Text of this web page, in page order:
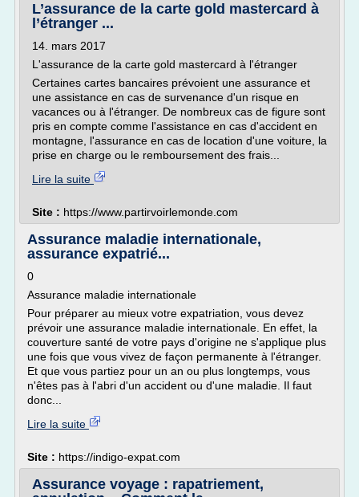
L’assurance de la carte gold mastercard à
l’étranger ...
14. mars 2017
L'assurance de la carte gold mastercard à l'étranger
Certaines cartes bancaires prévoient une assurance et
une assistance en cas de survenance d'un risque en
vacances ou à l'étranger. De nombreux cas de figure sont
pris en compte comme l'assistance en cas d'accident en
montagne, l'assurance en cas de location d'une voiture, la
prise en charge ou le remboursement des frais...
Lire la suite
Site : https://www.partirvoirlemonde.com
Assurance maladie internationale,
assurance expatrié...
0
Assurance maladie internationale
Pour préparer au mieux votre expatriation, vous devez
prévoir une assurance maladie internationale. En effet, la
couverture santé de votre pays d'origine ne s'applique plus
une fois que vous vivez de façon permanente à l'étranger.
Et que vous partiez pour un an ou plus longtemps, vous
n'êtes pas à l'abri d'un accident ou d'une maladie. Il faut
donc...
Lire la suite
Site : https://indigo-expat.com
Assurance voyage : rapatriement,